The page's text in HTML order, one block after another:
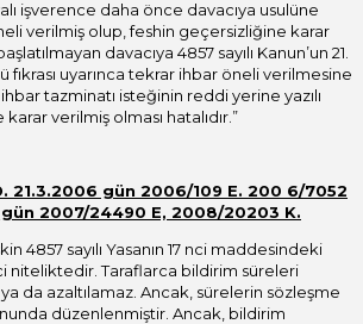
işverence daha önce davacıya usulüne
verilmiş olup, feshin geçersizliğine karar
davacıya 4857 sayılı Kanun’un 21.
uyarınca tekrar ihbar öneli verilmesine
tazminatı isteğinin reddi yerine yazılı
verilmiş olması hatalıdır.”
21.3.2006 gün 2006/109 E. 200 6/7052
gün 2007/24490 E, 2008/20203 K.
4857 sayılı Yasanın 17 nci maddesindeki
niteliktedir. Taraflarca bildirim süreleri
da azaltılamaz. Ancak, sürelerin sözleşme
düzenlenmiştir. Ancak, bildirim